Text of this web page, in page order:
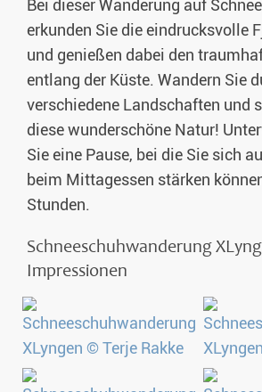
Bei dieser Wanderung auf
erkunden Sie die eindrucksvolle
und genießen dabei den
entlang der Küste. Wandern Sie
verschiedene Landschaften und
diese wunderschöne Natur!
Sie eine Pause, bei die Sie sich
beim Mittagessen stärken
Stunden.
Schneeschuhwanderung
Impressionen